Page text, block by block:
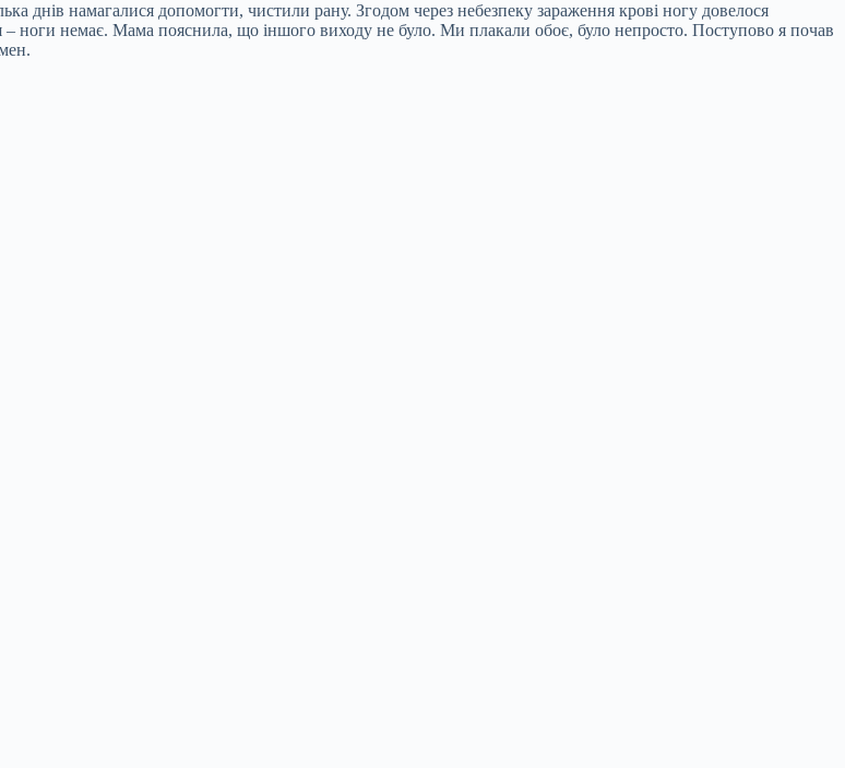
днів намагалися допомогти, чистили рану. Згодом через небезпеку зараження крові ногу довелося
ноги немає. Мама пояснила, що іншого виходу не було. Ми плакали обоє, було непросто. Поступово я почав